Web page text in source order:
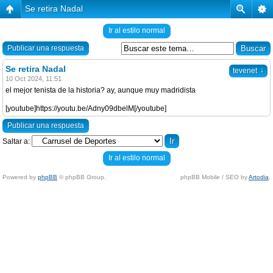
Se retira Nadal
Ir al estilo normal
Publicar una respuesta
tevenet ↓
Se retira Nadal
10 Oct 2024, 11:51
el mejor tenista de la historia? ay, aunque muy madridista
[youtube]https://youtu.be/Adny09dbelM[/youtube]
Publicar una respuesta
Saltar a:
Ir al estilo normal
Powered by phpBB © phpBB Group. phpBB Mobile / SEO byArtodia